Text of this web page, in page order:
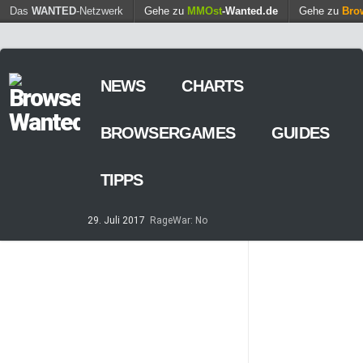
Das WANTED-Netzwerk Gehe zu MMOst-Wanted.de Gehe zu
NEWS CHARTS
BROWSERGAMES GUIDES
TIPPS
29. Juli 2017
RageWar: No
Find out more. Okay, thanks